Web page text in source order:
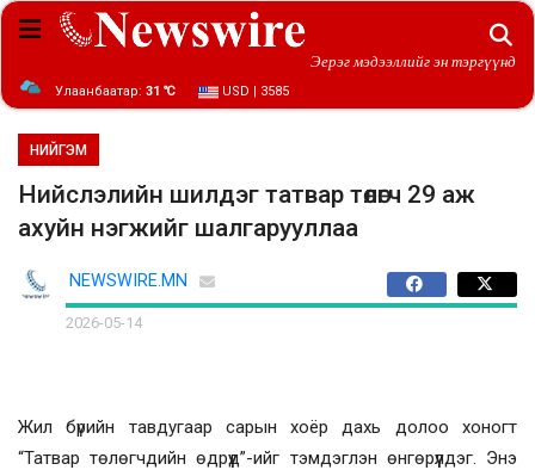
Эерэг мэдээллийг эн тэргүүнд
Улаанбаатар: 31 ℃ USD | 3585
НИЙГЭМ
Нийслэлийн шилдэг татвар төлөгч 29 аж
ахуйн нэгжийг шалгарууллаа
NEWSWIRE.MN
2026-05-14
Жил бүрийн тавдугаар сарын хоёр дахь долоо хоногт
“Татвар төлөгчдийн өдрүүд”-ийг тэмдэглэн өнгөрүүлдэг. Энэ